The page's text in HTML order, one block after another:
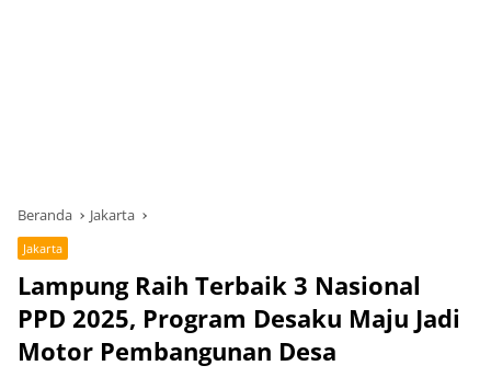
Beranda Jakarta
Jakarta
Lampung Raih Terbaik 3 Nasional
PPD 2025, Program Desaku Maju Jadi
Motor Pembangunan Desa